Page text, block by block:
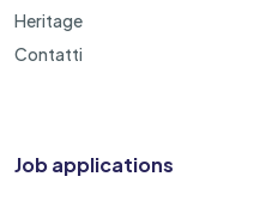
Heritage
Contatti
Job applications